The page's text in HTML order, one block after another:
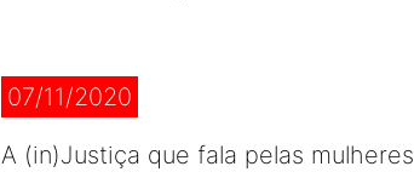
07/11/2020
A (in)Justiça que fala pelas mulheres